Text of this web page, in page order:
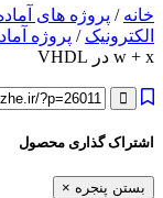
خانه / پروژه های
الکترونیک / پروژه
w + x در VHDL
اشتراک گذاری محصول
بستن پنجره ×